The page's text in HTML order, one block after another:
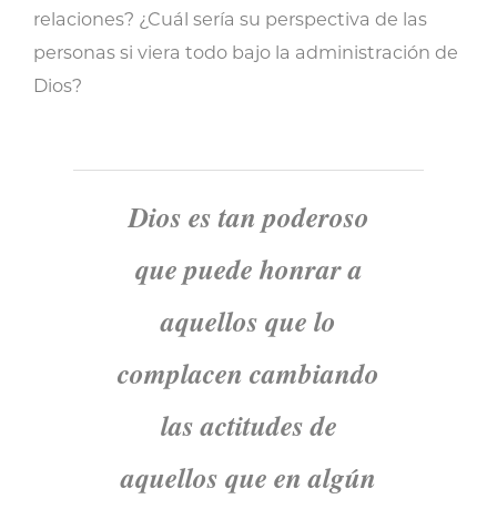
relaciones? ¿Cuál sería su perspectiva de las
personas si viera todo bajo la administración de
Dios?
Dios es tan poderoso
que puede honrar a
aquellos que lo
complacen cambiando
las actitudes de
aquellos que en algún